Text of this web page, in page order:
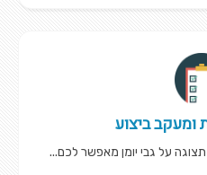
ומעקב ביצוע
תצוגה על גבי יומן מאפשר לכם...